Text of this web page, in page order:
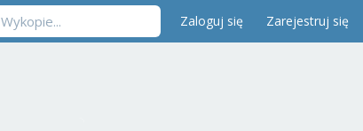
Zaloguj się Zarejestruj się